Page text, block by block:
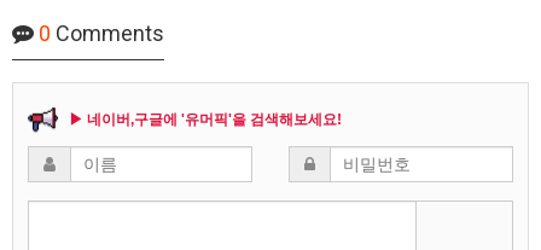
0 Comments
▶ 네이버,구글에 '유머픽'을 검색해보세요!